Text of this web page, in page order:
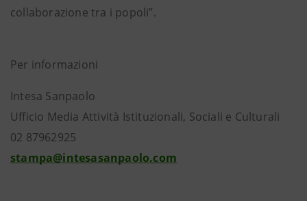
collaborazione tra i popoli”.
Per informazioni
Intesa Sanpaolo
Ufficio Media Attività Istituzionali, Sociali e Culturali
02 87962925
stampa@intesasanpaolo.com